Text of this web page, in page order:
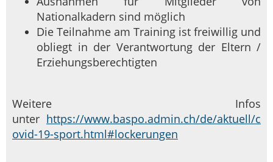
Nationalkadern sind möglich
Die Teilnahme am Training ist freiwillig und
obliegt in der Verantwortung der Eltern /
Erziehungsberechtigten
Weitere Infos
unter https://www.baspo.admin.ch/de/aktuell/c
ovid-19-sport.html#lockerungen